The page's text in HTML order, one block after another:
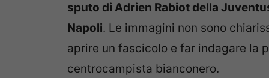
sputo di Adrien Rabiot della
Napoli. Le immagini non sono
aprire un fascicolo e far indagare la
centrocampista bianconero.